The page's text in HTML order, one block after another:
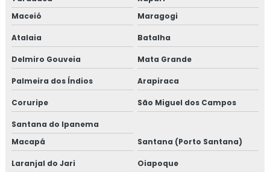
Maceió
Maragogi
Atalaia Batalha
Delmiro Gouveia Mata Grande
Palmeira dos Índios Arapiraca
Coruripe São Miguel dos Campos
Santana do Ipanema
Macapá
Santana (Porto Santana)
Laranjal do Jari Oiapoque